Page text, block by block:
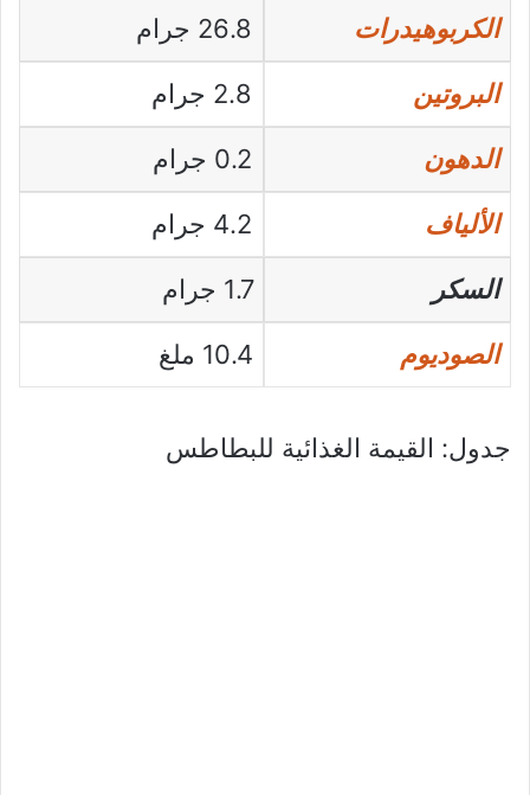
الكربوهيدرات 26.8 جرام
البروتين 2.8 جرام
الدهون 0.2 جرام
الألياف 4.2 جرام
السكر 1.7 جرام
الصوديوم 10.4 ملغ
جدول: القيمة الغذائية للبطاطس